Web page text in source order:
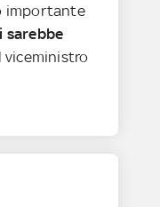
importante
sarebbe
viceministro